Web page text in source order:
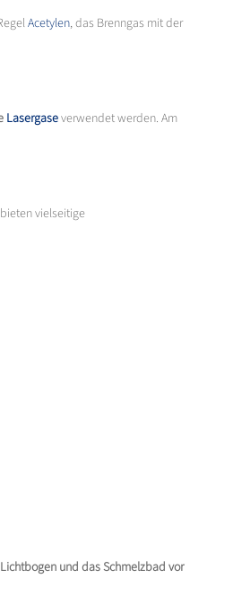
Acetylen, das Brenngas mit der
Lasergaseverwendet werden. Am
vielseitige
und das Schmelzbad vor